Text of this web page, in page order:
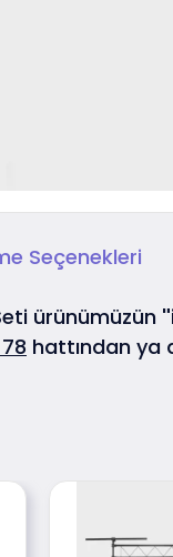
Seçenekleri
ürünümüzün
hattından ya